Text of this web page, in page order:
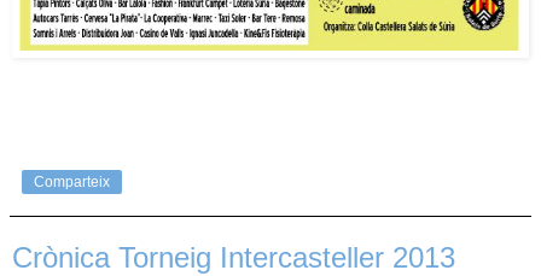
Comparteix
Crònica Torneig Intercasteller 2013